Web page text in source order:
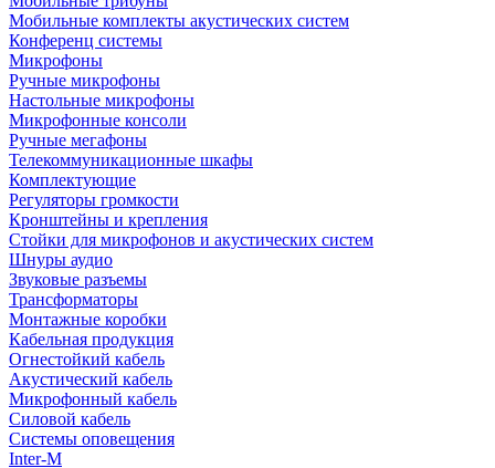
Мобильные комплекты акустических систем
Конференц системы
Микрофоны
Ручные микрофоны
Настольные микрофоны
Микрофонные консоли
Ручные мегафоны
Телекоммуникационные шкафы
Комплектующие
Регуляторы громкости
Кронштейны и крепления
Стойки для микрофонов и акустических систем
Шнуры аудио
Звуковые разъемы
Трансформаторы
Монтажные коробки
Кабельная продукция
Огнестойкий кабель
Акустический кабель
Микрофонный кабель
Силовой кабель
Системы оповещения
Inter-M